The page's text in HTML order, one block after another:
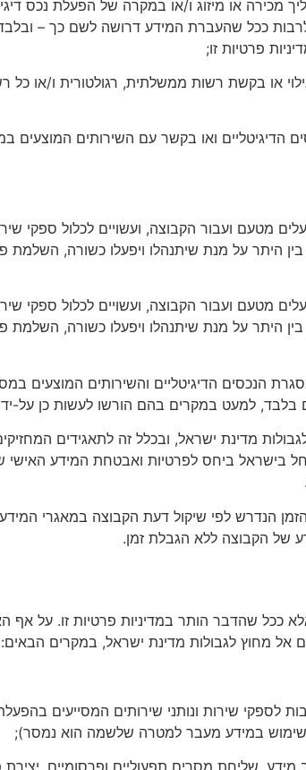
או מיזוג ו/או במקרה של הפעלת נכס
ככל שהעברת המידע דרושה לשם כך –
פרטיות זו;
גילוי או בקשת רשות ממשלתית, רגולטורית ו/או
הדיגיטליים ואו בקשר עם השירותים
מטעם ועבור הקבוצה, ועשויים לכלול ספקי
היתר על מנת שיתנהלו ויפעלו כשורה,
מטעם ועבור הקבוצה, ועשויים לכלול ספקי
היתר על מנת שיתנהלו ויפעלו כשורה,
הדיגיטליים והשירותים המוצעים
בלבד, למעט במקרים בהם הורשו לעשות כן על-
מדינת ישראל, ובכלל זה לתאגידים
החל בישראל ביחס לפרטיות ואבטחת המידע
הזמן הנדרש לפי שיקול דעת הקבוצה במאגרי
של הקבוצה ללא הגבלת זמן.
ככל שהדבר הותר במדיניות פרטיות זו. על אף
אל מחוץ לגבולות מדינת ישראל, במקרים הבאים:
שירות ונותני שירותים המסייעים
שימוש במידע מעבר למטרה שלשמה הוא נמסר);